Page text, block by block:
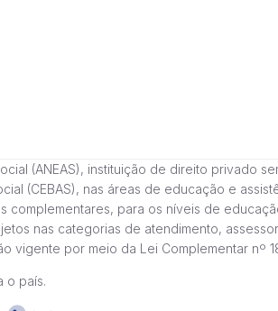
(ANEAS), instituição de direito privado
(CEBAS), nas áreas de educação e
para os níveis de
nas categorias de atendimento,
vigente por meio da Lei Complementar nº
o país.